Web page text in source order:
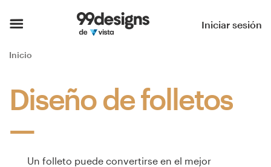
Iniciar sesión
Inicio
Diseño de folletos
Un folleto puede convertirse en el mejor
Explorar categorías